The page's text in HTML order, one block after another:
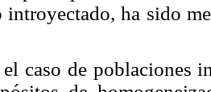
introyectado, ha sido
caso de poblaciones